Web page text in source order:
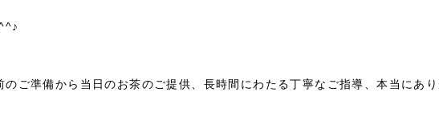
ご準備から当日のお茶のご提供、長時間にわたる丁寧なご指導、本当にあ